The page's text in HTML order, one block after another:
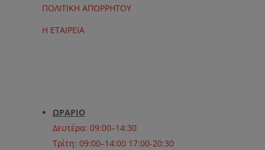
ΠΟΛΙΤΙΚΗ ΑΠΟΡΡΗΤΟΥ
Η ΕΤΑΙΡΕΙΑ
ΩΡΑΡΙΟ
Δευτέρα: 09:00–14:30
Τρίτη: 09:00–14:00 17:00-20:30